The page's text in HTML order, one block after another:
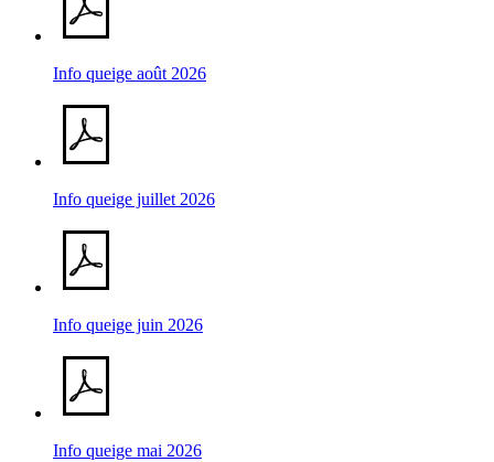
Info queige août 2026
Info queige juillet 2026
Info queige juin 2026
Info queige mai 2026